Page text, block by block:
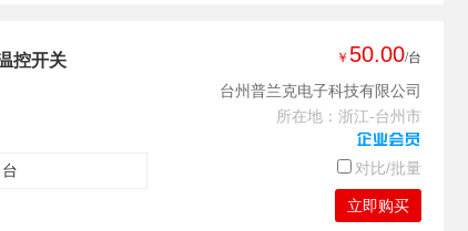
控开关 ￥ 50.00/台
台州普兰克电子科技有限公司
所在地：浙江-台州市
对比/批量
立即购买